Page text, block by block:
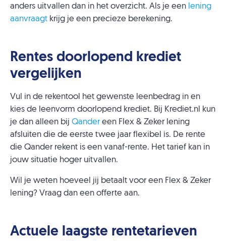
anders uitvallen dan in het overzicht. Als je een lening
aanvraagt krijg je een precieze berekening.
Rentes doorlopend krediet
vergelijken
Vul in de rekentool het gewenste leenbedrag in en
kies de leenvorm doorlopend krediet. Bij Krediet.nl kun
je dan alleen bij Qandereen Flex & Zeker lening
afsluiten die de eerste twee jaar flexibel is. De rente
die Qander rekent is een vanaf-rente. Het tarief kan in
jouw situatie hoger uitvallen.
Wil je weten hoeveel jij betaalt voor een Flex & Zeker
lening? Vraag dan een offerte aan.
Actuele laagste rentetarieven